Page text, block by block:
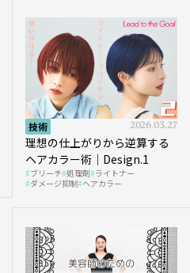
技術 2026.03.27
理想の仕上がりから逆算する
ヘアカラー術｜Design.1
ブリーチ 処理剤 ライトナー
ダメージ抑制 ヘアカラー